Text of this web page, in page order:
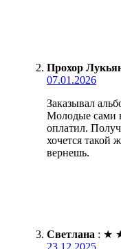
Прохор
07.01.2026
Заказывал
Молодые сами
оплатил.
хочется такой
вернешь.
Светлана : ★
23.12.2025